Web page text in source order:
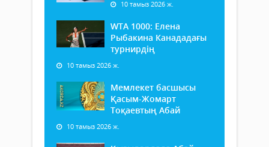
10 тамыз 2026 ж.
WTA 1000: Елена
Рыбакина Канададағы
турнирдің
10 тамыз 2026 ж.
Мемлекет басшысы
Қасым-Жомарт
Тоқаевтың Абай
10 тамыз 2026 ж.